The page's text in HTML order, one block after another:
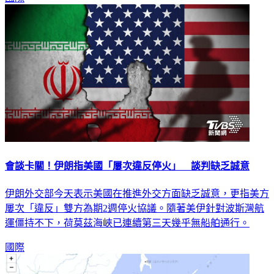
會談卡關！伊朗指美國「屢次違反停火」 談判缺乏誠意
伊朗外交部今天表示美國在推進外交方面缺乏誠意，更指美方
屢次「違反」雙方為期2週停火協議。隨著美伊針對波斯灣航
運僵持不下，荷莫茲海峽已連續第三天幾乎無船舶通行。
國際